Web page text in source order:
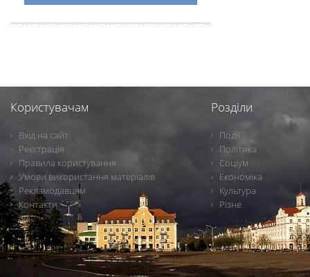
Користувачам
Вхід на сайт
Реєстрація
Правила користування
Умови використання матеріалів
Рекламодавцям
Контакти
Розділи
Події
Політика
Соціум
Економіка
Культура
Різне